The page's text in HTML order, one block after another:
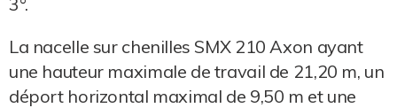
La nacelle sur chenilles SMX 210 Axon ayant
une hauteur maximale de travail de 21,20 m, un
déport horizontal maximal de 9,50 m et une